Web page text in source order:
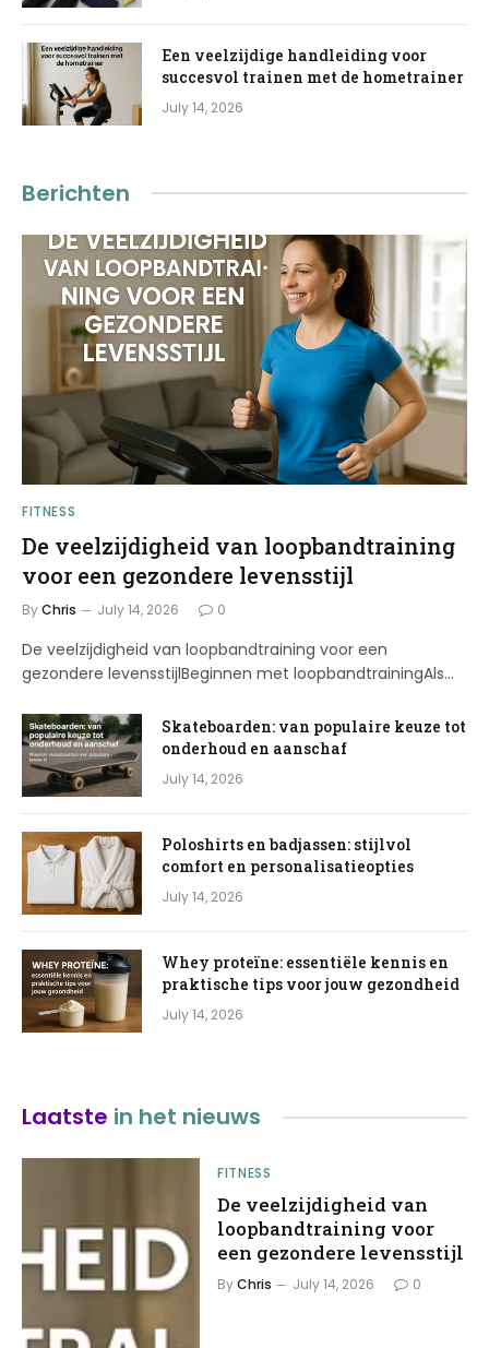
Een veelzijdige handleiding voor
succesvol trainen met de hometrainer
July 14, 2026
Berichten
FITNESS
De veelzijdigheid van loopbandtraining
voor een gezondere levensstijl
ByChris July 14, 2026 0
De veelzijdigheid van loopbandtraining voor een
gezondere levensstijlBeginnen met loopbandtrainingAls…
Skateboarden: van populaire keuze tot
onderhoud en aanschaf
July 14, 2026
Poloshirts en badjassen: stijlvol
comfort en personalisatieopties
July 14, 2026
Whey proteïne: essentiële kennis en
praktische tips voor jouw gezondheid
July 14, 2026
Laatste in het nieuws
FITNESS
De veelzijdigheid van
loopbandtraining voor
een gezondere levensstijl
ByChris July 14, 2026 0